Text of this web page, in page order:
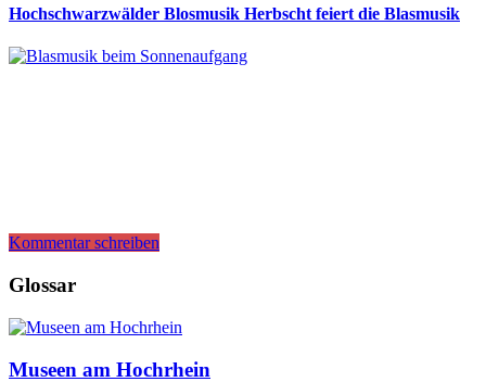
Hochschwarzwälder Blosmusik Herbscht feiert die Blasmusik
Kommentar schreiben
Glossar
Museen am Hochrhein